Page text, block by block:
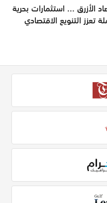
الأزرق ... استثمارات بحرية
تعزز التنويع الاقتصادي